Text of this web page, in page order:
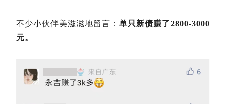
不少小伙伴美滋滋地留言： 单只新债赚了2800-3000
元。